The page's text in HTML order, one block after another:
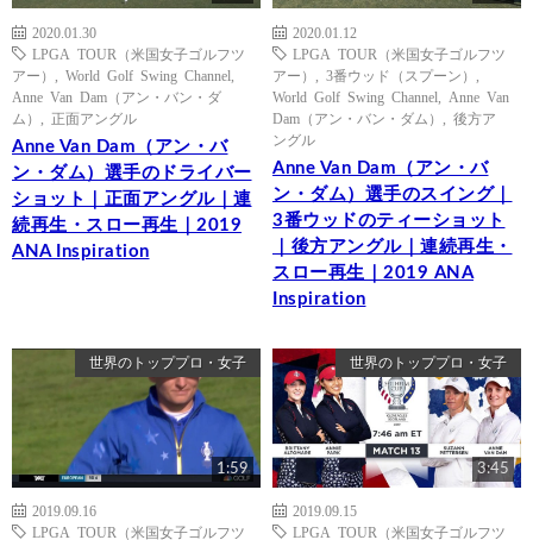
2020.01.30
LPGA TOUR（米国女子ゴルフツ
アー）
World Golf Swing Channel
Anne Van Dam（アン・バン・ダ
ム）
正面アングル
Anne Van Dam（アン・バ
ン・ダム）選手のドライバー
ショット｜正面アングル｜連
続再生・スロー再生｜2019
ANA Inspiration
2020.01.12
LPGA TOUR（米国女子ゴルフツ
アー）
3番ウッド（スプーン）
World Golf Swing Channel
Anne Van
Dam（アン・バン・ダム）
後方ア
ングル
Anne Van Dam（アン・バ
ン・ダム）選手のスイング｜
3番ウッドのティーショット
｜後方アングル｜連続再生・
スロー再生｜2019 ANA
Inspiration
世界のトッププロ・女子
1:59
2019.09.16
LPGA TOUR（米国女子ゴルフツ
世界のトッププロ・女子
3:45
2019.09.15
LPGA TOUR（米国女子ゴルフツ